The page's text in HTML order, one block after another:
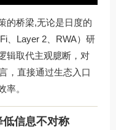
的桥梁,无论是日度的
、Layer 2、RWA）研
辑取代主观臆断，对
，直接通过生态入口
率。
信息不对称